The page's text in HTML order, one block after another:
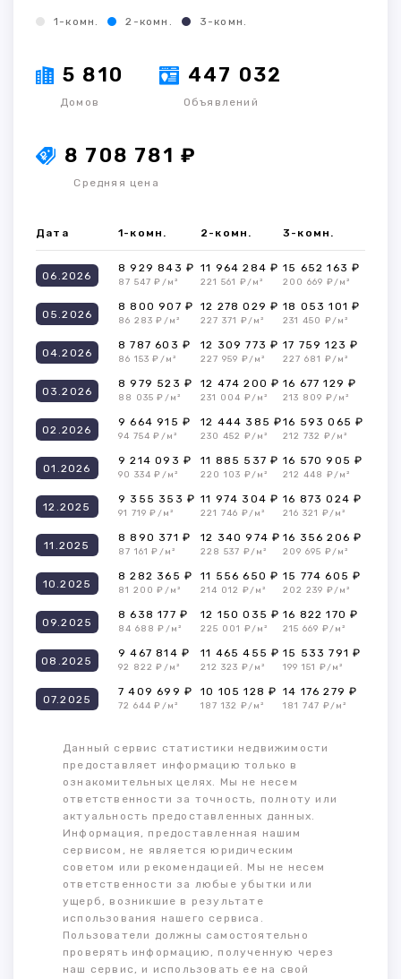
1-комн. 2-комн. 3-комн.
5 810
Домов
447 032
Объявлений
8 708 781 ₽
Средняя цена
Дата 1-комн. 2-комн. 3-комн.
06.2026
8 929 843 ₽
87 547 ₽/м²
11 964 284 ₽
221 561 ₽/м²
15 652 163 ₽
200 669 ₽/м²
05.2026
8 800 907 ₽
86 283 ₽/м²
12 278 029 ₽
227 371 ₽/м²
18 053 101 ₽
231 450 ₽/м²
04.2026
8 787 603 ₽
86 153 ₽/м²
12 309 773 ₽
227 959 ₽/м²
17 759 123 ₽
227 681 ₽/м²
03.2026
8 979 523 ₽
88 035 ₽/м²
12 474 200 ₽
231 004 ₽/м²
16 677 129 ₽
213 809 ₽/м²
02.2026
9 664 915 ₽
94 754 ₽/м²
12 444 385 ₽
230 452 ₽/м²
16 593 065 ₽
212 732 ₽/м²
01.2026
9 214 093 ₽
90 334 ₽/м²
11 885 537 ₽
220 103 ₽/м²
16 570 905 ₽
212 448 ₽/м²
12.2025
9 355 353 ₽
91 719 ₽/м²
11 974 304 ₽
221 746 ₽/м²
16 873 024 ₽
216 321 ₽/м²
11.2025
8 890 371 ₽
87 161 ₽/м²
12 340 974 ₽
228 537 ₽/м²
16 356 206 ₽
209 695 ₽/м²
10.2025
8 282 365 ₽
81 200 ₽/м²
11 556 650 ₽
214 012 ₽/м²
15 774 605 ₽
202 239 ₽/м²
09.2025
8 638 177 ₽
84 688 ₽/м²
12 150 035 ₽
225 001 ₽/м²
16 822 170 ₽
215 669 ₽/м²
08.2025
9 467 814 ₽
92 822 ₽/м²
11 465 455 ₽
212 323 ₽/м²
15 533 791 ₽
199 151 ₽/м²
07.2025
7 409 699 ₽
72 644 ₽/м²
10 105 128 ₽
187 132 ₽/м²
14 176 279 ₽
181 747 ₽/м²
Данный сервис статистики недвижимости
предоставляет информацию только в
ознакомительных целях. Мы не несем
ответственности за точность, полноту или
актуальность предоставленных данных.
Информация, предоставленная нашим
сервисом, не является юридическим
советом или рекомендацией. Мы не несем
ответственности за любые убытки или
ущерб, возникшие в результате
использования нашего сервиса.
Пользователи должны самостоятельно
проверять информацию, полученную через
наш сервис, и использовать ее на свой